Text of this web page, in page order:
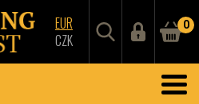
EUR
CZK
0